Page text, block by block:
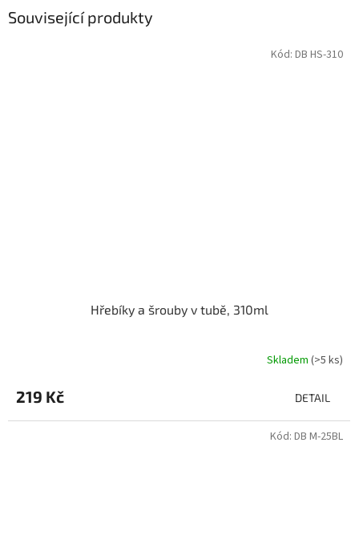
Související produkty
Hřebíky a šrouby v tubě, 310ml
Skladem (>5 ks)
219 Kč DETAIL
Kód: DB HS-310
Kód: DB M-25BL